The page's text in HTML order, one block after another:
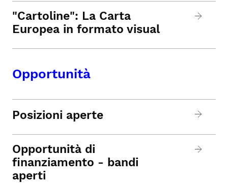
"Cartoline": La Carta
Europea in formato visual
Opportunità
Posizioni aperte
Opportunità di
finanziamento - bandi
aperti